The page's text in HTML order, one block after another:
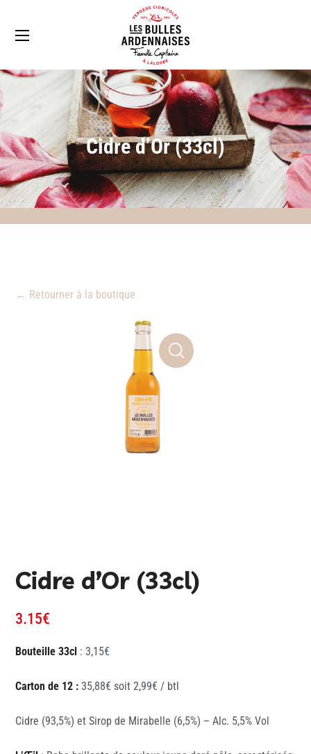
Cidre d’Or (33cl)
← Retourner à la boutique
Cidre d’Or (33cl)
3.15€
Bouteille 33cl : 3,15€
Carton de 12 : 35,88€ soit 2,99€ / btl
Cidre (93,5%) et Sirop de Mirabelle (6,5%) – Alc. 5,5% Vol